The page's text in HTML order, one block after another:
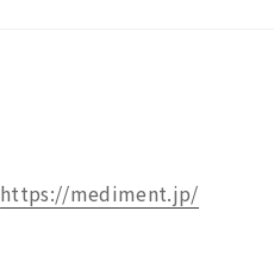
https://mediment.jp/